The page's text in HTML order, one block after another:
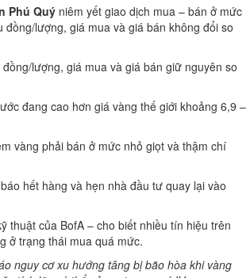
Phú Quý niêm yết giao dịch mua – bán ở mức
đồng/lượng, giá mua và giá bán không đổi so
lượng, giá mua và giá bán giữ nguyên so
đang cao hơn giá vàng thế giới khoảng 6,9 –
vàng phải bán ở mức nhỏ giọt và thậm chí
hết hàng và hẹn nhà đầu tư quay lại vào
thuật của BofA – cho biết nhiều tín hiệu trên
ở trạng thái mua quá mức.
nguy cơ xu hướng tăng bị bão hòa khi vàng